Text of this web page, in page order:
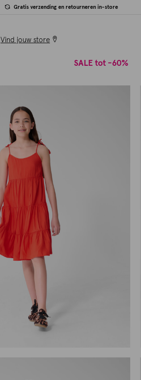
Gratis verzending en retourneren in-store
Vind jouw store
SALE tot -60%